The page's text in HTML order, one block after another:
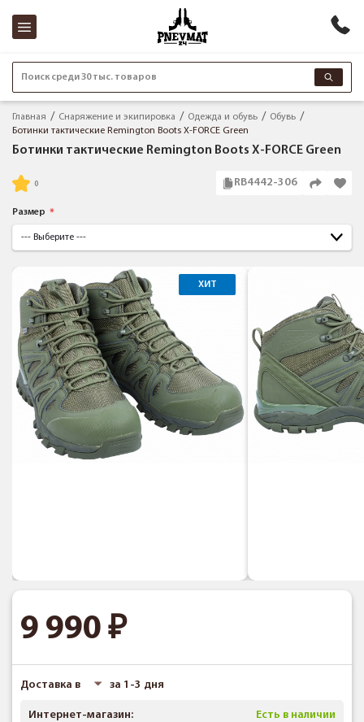
Поиск среди 30 тыс. товаров
Главная Снаряжение и экипировка Одежда и обувь
Обувь
Ботинки тактические Remington Boots X-FORCE Green
Ботинки тактические Remington Boots X-FORCE Green
RB4442-306
Размер
ХИТ
9 990
Доставка в за 1-3 дня
Интернет-магазин: Есть в наличии